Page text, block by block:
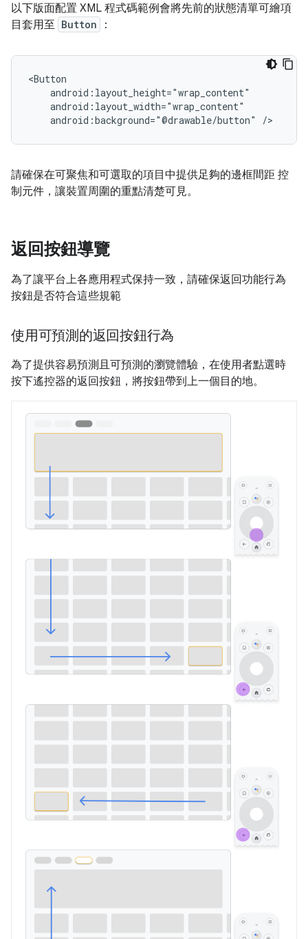
以下版面配置 XML 程式碼範例會將先前的狀態清單可繪項
目套用至 Button ：
android:background="@drawable/button"
請確保在可聚焦和可選取的項目中提供足夠的邊框間距 控
制元件，讓裝置周圍的重點清楚可見。
返回按鈕導覽
為了讓平台上各應用程式保持一致，請確保返回功能行為
按鈕是否符合這些規範
使用可預測的返回按鈕行為
為了提供容易預測且可預測的瀏覽體驗，在使用者點選時
按下遙控器的返回按鈕，將按鈕帶到上一個目的地。